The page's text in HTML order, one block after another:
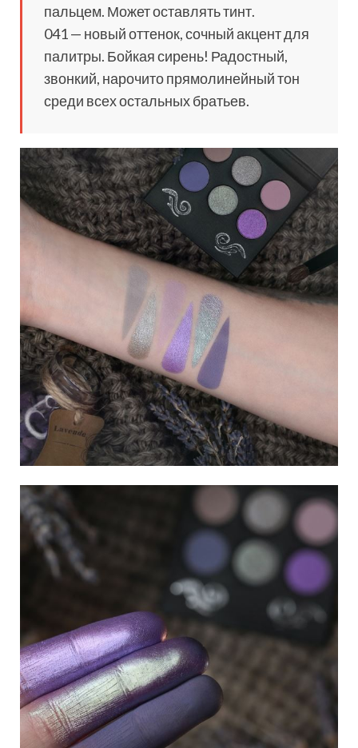
пальцем. Может оставлять тинт.
041 — новый оттенок, сочный акцент для
палитры. Бойкая сирень! Радостный,
звонкий, нарочито прямолинейный тон
среди всех остальных братьев.